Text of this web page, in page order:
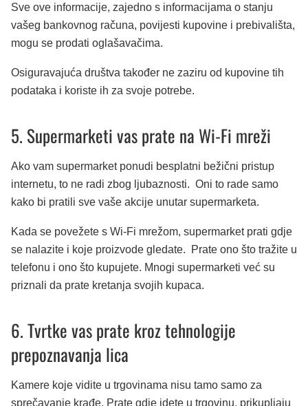
Sve ove informacije, zajedno s informacijama o stanju
vašeg bankovnog računa, povijesti kupovine i prebivališta,
mogu se prodati oglašavačima.
Osiguravajuća društva također ne zaziru od kupovine tih
podataka i koriste ih za svoje potrebe.
5. Supermarketi vas prate na Wi-Fi mreži
Ako vam supermarket ponudi besplatni bežični pristup
internetu, to ne radi zbog ljubaznosti. Oni to rade samo
kako bi pratili sve vaše akcije unutar supermarketa.
Kada se povežete s Wi-Fi mrežom, supermarket prati gdje
se nalazite i koje proizvode gledate. Prate ono što tražite u
telefonu i ono što kupujete. Mnogi supermarketi već su
priznali da prate kretanja svojih kupaca.
6. Tvrtke vas prate kroz tehnologije
prepoznavanja lica
Kamere koje vidite u trgovinama nisu tamo samo za
sprečavanje krađe. Prate gdje idete u trgovinu, prikupljaju